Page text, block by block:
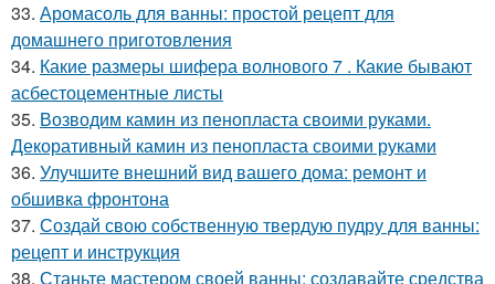
33. Аромасоль для ванны: простой рецепт для
домашнего приготовления
34. Какие размеры шифера волнового 7 . Какие бывают
асбестоцементные листы
35. Возводим камин из пенопласта своими руками.
Декоративный камин из пенопласта своими руками
36. Улучшите внешний вид вашего дома: ремонт и
обшивка фронтона
37. Создай свою собственную твердую пудру для ванны:
рецепт и инструкция
38. Станьте мастером своей ванны: создавайте средства